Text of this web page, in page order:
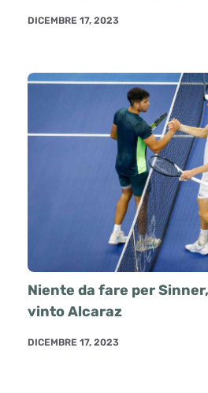
DICEMBRE 17, 2023
Niente da fare per
vinto Alcaraz
DICEMBRE 17, 2023